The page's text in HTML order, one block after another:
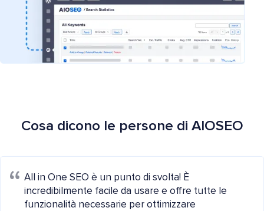
Cosa dicono le persone di AIOSEO
All in One SEO è un punto di svolta! È
incredibilmente facile da usare e offre tutte le
funzionalità necessarie per ottimizzare